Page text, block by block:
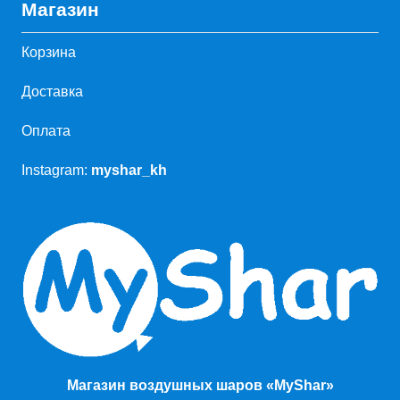
Магазин
Корзина
Доставка
Оплата
Instagram: myshar_kh
Магазин воздушных шаров «MyShar»